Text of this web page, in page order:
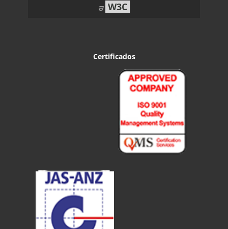
W3C
Certificados